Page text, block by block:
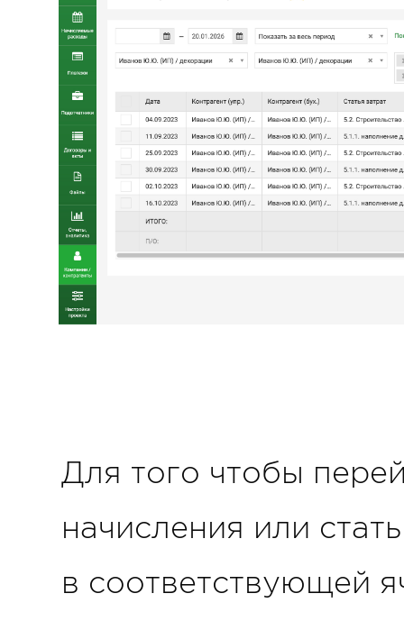
Для того чтобы
начисления или
в соответствующей